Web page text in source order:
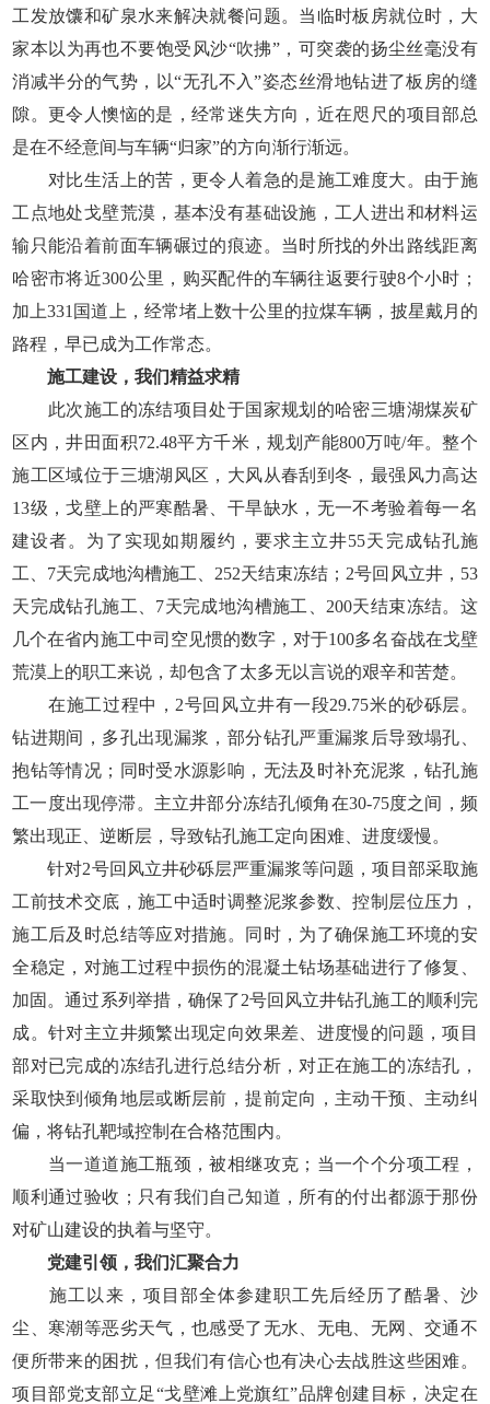
工发放馕和矿泉水来解决就餐问题。当临时板房就位时，大
家本以为再也不要饱受风沙“吹拂”，可突袭的扬尘丝毫没有
消减半分的气势，以“无孔不入”姿态丝滑地钻进了板房的缝
隙。更令人懊恼的是，经常迷失方向，近在咫尺的项目部总
是在不经意间与车辆“归家”的方向渐行渐远。
对比生活上的苦，更令人着急的是施工难度大。由于施
工点地处戈壁荒漠，基本没有基础设施，工人进出和材料运
输只能沿着前面车辆碾过的痕迹。当时所找的外出路线距离
哈密市将近300公里，购买配件的车辆往返要行驶8个小时；
加上331国道上，经常堵上数十公里的拉煤车辆，披星戴月的
路程，早已成为工作常态。
施工建设，我们精益求精
此次施工的冻结项目处于国家规划的哈密三塘湖煤炭矿
区内，井田面积72.48平方千米，规划产能800万吨/年。整个
施工区域位于三塘湖风区，大风从春刮到冬，最强风力高达
13级，戈壁上的严寒酷暑、干旱缺水，无一不考验着每一名
建设者。为了实现如期履约，要求主立井55天完成钻孔施
工、7天完成地沟槽施工、252天结束冻结；2号回风立井，53
天完成钻孔施工、7天完成地沟槽施工、200天结束冻结。这
几个在省内施工中司空见惯的数字，对于100多名奋战在戈壁
荒漠上的职工来说，却包含了太多无以言说的艰辛和苦楚。
在施工过程中，2号回风立井有一段29.75米的砂砾层。
钻进期间，多孔出现漏浆，部分钻孔严重漏浆后导致塌孔、
抱钻等情况；同时受水源影响，无法及时补充泥浆，钻孔施
工一度出现停滞。主立井部分冻结孔倾角在30-75度之间，频
繁出现正、逆断层，导致钻孔施工定向困难、进度缓慢。
针对2号回风立井砂砾层严重漏浆等问题，项目部采取施
工前技术交底，施工中适时调整泥浆参数、控制层位压力，
施工后及时总结等应对措施。同时，为了确保施工环境的安
全稳定，对施工过程中损伤的混凝土钻场基础进行了修复、
加固。通过系列举措，确保了2号回风立井钻孔施工的顺利完
成。针对主立井频繁出现定向效果差、进度慢的问题，项目
部对已完成的冻结孔进行总结分析，对正在施工的冻结孔，
采取快到倾角地层或断层前，提前定向，主动干预、主动纠
偏，将钻孔靶域控制在合格范围内。
当一道道施工瓶颈，被相继攻克；当一个个分项工程，
顺利通过验收；只有我们自己知道，所有的付出都源于那份
对矿山建设的执着与坚守。
党建引领，我们汇聚合力
施工以来，项目部全体参建职工先后经历了酷暑、沙
尘、寒潮等恶劣天气，也感受了无水、无电、无网、交通不
便所带来的困扰，但我们有信心也有决心去战胜这些困难。
项目部党支部立足“戈壁滩上党旗红”品牌创建目标，决定在